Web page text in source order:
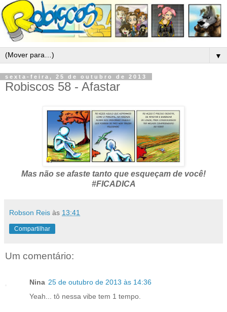
▼
sexta-feira, 25 de outubro de 2013
Robiscos 58 - Afastar
Mas não se afaste tanto que esqueçam de você!
#FICADICA
Robson Reis às 13:41
Compartilhar
Um comentário:
Nina 25 de outubro de 2013 às 14:36
Yeah... tô nessa vibe tem 1 tempo.